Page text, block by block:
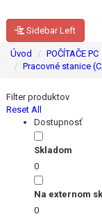
Sidebar Left
Úvod
POČÍTAČE PC
Pracovné stanice
Filter produktov
Reset All
Dostupnosť
Skladom
0
Na externom
0